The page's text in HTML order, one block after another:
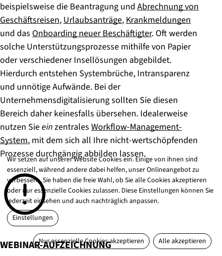
beispielsweise die Beantragung und Abrechnung von
Geschäftsreisen, Urlaubsanträge, Krankmeldungen
und das Onboarding neuer Beschäftigter. Oft werden
solche Unterstützungsprozesse mithilfe von Papier
oder verschiedener Insellösungen abgebildet.
Hierdurch entstehen Systembrüche, Intransparenz
und unnötige Aufwände. Bei der
Unternehmensdigitalisierung sollten Sie diesen
Bereich daher keinesfalls übersehen. Idealerweise
nutzen Sieeinzentrales Workflow-Management-
System, mit dem sich all Ihre nicht-wertschöpfenden
Prozesse durchgängig abbilden lassen.
WEBINAR-AUFZEICHNUNG
Wir setzen auf unserer Website Cookies ein. Einige von ihnen sind
essenziell, während andere dabei helfen, unser Onlineangebot zu
verbessern. Sie haben die freie Wahl, ob Sie alle Cookies akzeptieren
oder nur essenzielle Cookies zulassen. Diese Einstellungen können Sie
jederzeit einsehen und auch nachträglich anpassen.
Einstellungen
Nur essenzielle Cookies akzeptieren Alle akzeptieren